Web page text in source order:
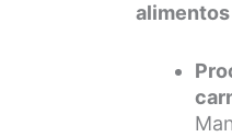
alimentos